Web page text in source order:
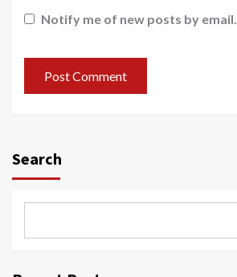
Notify me of new posts by email.
Search